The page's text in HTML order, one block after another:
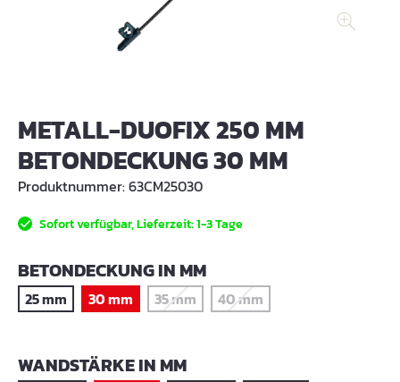
METALL-DUOFIX 250 MM
BETONDECKUNG 30 MM
Produktnummer:63CM25030
Sofort verfügbar, Lieferzeit: 1-3 Tage
BETONDECKUNG IN MMAUSWÄHLEN
25 mm 30 mm 35 mm(Diese Option ist zurzeit nicht
40 mm(Diese Option ist zurzeit
WANDSTÄRKE IN MMAUSWÄHLEN